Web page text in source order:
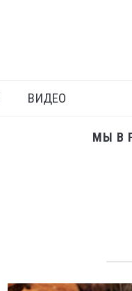
ВИДЕО
МЫ В